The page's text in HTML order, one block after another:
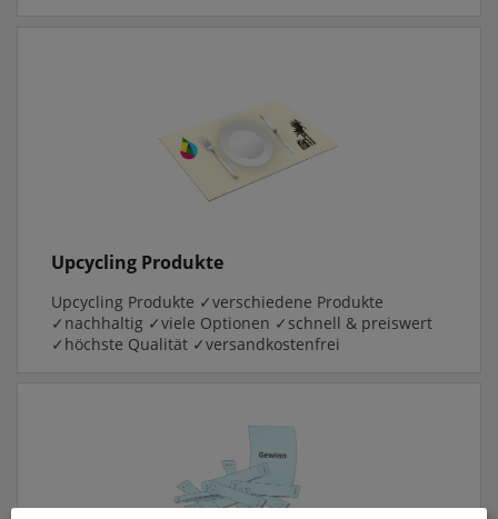
Upcycling Produkte
Upcycling Produkte ✓verschiedene Produkte
✓nachhaltig ✓viele Optionen ✓schnell & preiswert
✓höchste Qualität ✓versandkostenfrei